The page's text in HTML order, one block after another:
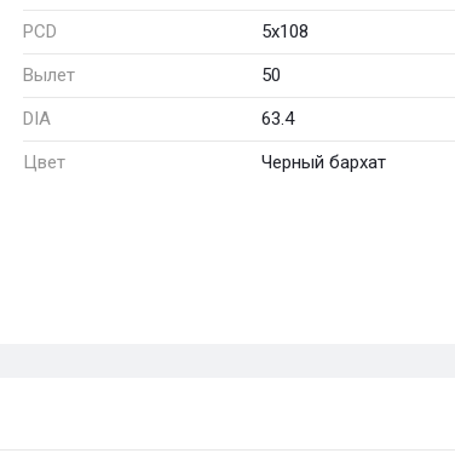
PCD
5x108
Вылет
50
DIA
63.4
Цвет
Черный бархат